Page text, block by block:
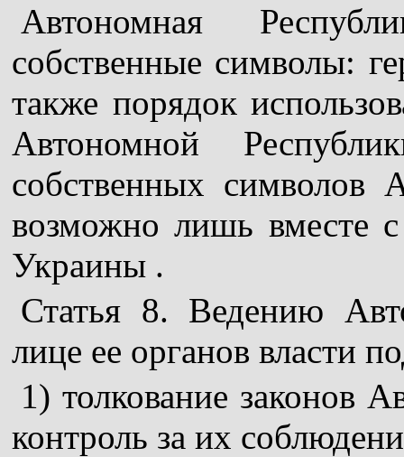
Автономная
собственные символы:
также порядок
Автономной
собственных символов
возможно лишь вместе
Украины .
Статья 8. Ведению
лице ее органов власти
1) толкование законов
контроль за их